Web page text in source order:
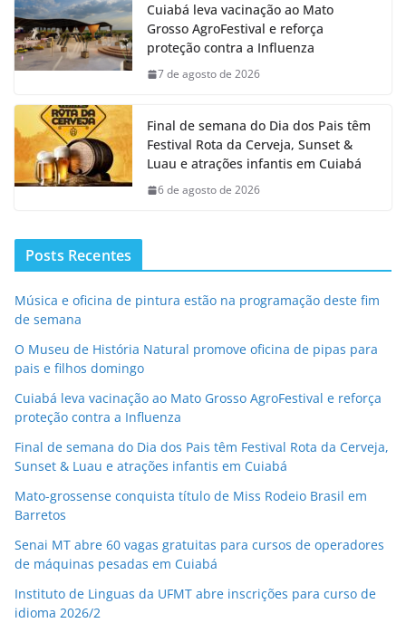
Cuiabá leva vacinação ao Mato
Grosso AgroFestival e reforça
proteção contra a Influenza
7 de agosto de 2026
Final de semana do Dia dos Pais têm
Festival Rota da Cerveja, Sunset &
Luau e atrações infantis em Cuiabá
6 de agosto de 2026
Posts Recentes
Música e oficina de pintura estão na programação deste fim
de semana
O Museu de História Natural promove oficina de pipas para
pais e filhos domingo
Cuiabá leva vacinação ao Mato Grosso AgroFestival e reforça
proteção contra a Influenza
Final de semana do Dia dos Pais têm Festival Rota da Cerveja,
Sunset & Luau e atrações infantis em Cuiabá
Mato-grossense conquista título de Miss Rodeio Brasil em
Barretos
Senai MT abre 60 vagas gratuitas para cursos de operadores
de máquinas pesadas em Cuiabá
Instituto de Linguas da UFMT abre inscrições para curso de
idioma 2026/2